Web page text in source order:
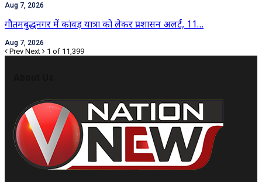
Aug 7, 2026
गौतमबुद्धनगर में कांवड़ यात्रा को लेकर प्रशासन अलर्ट, 11…
Aug 7, 2026
Prev Next 1 of 11,399